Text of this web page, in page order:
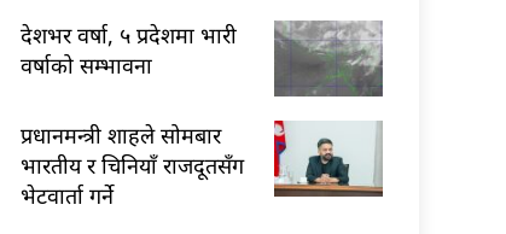
देशभर वर्षा, ५ प्रदेशमा भारी
वर्षाको सम्भावना
प्रधानमन्त्री शाहले सोमबार
भारतीय र चिनियाँ राजदूतसँग
भेटवार्ता गर्ने